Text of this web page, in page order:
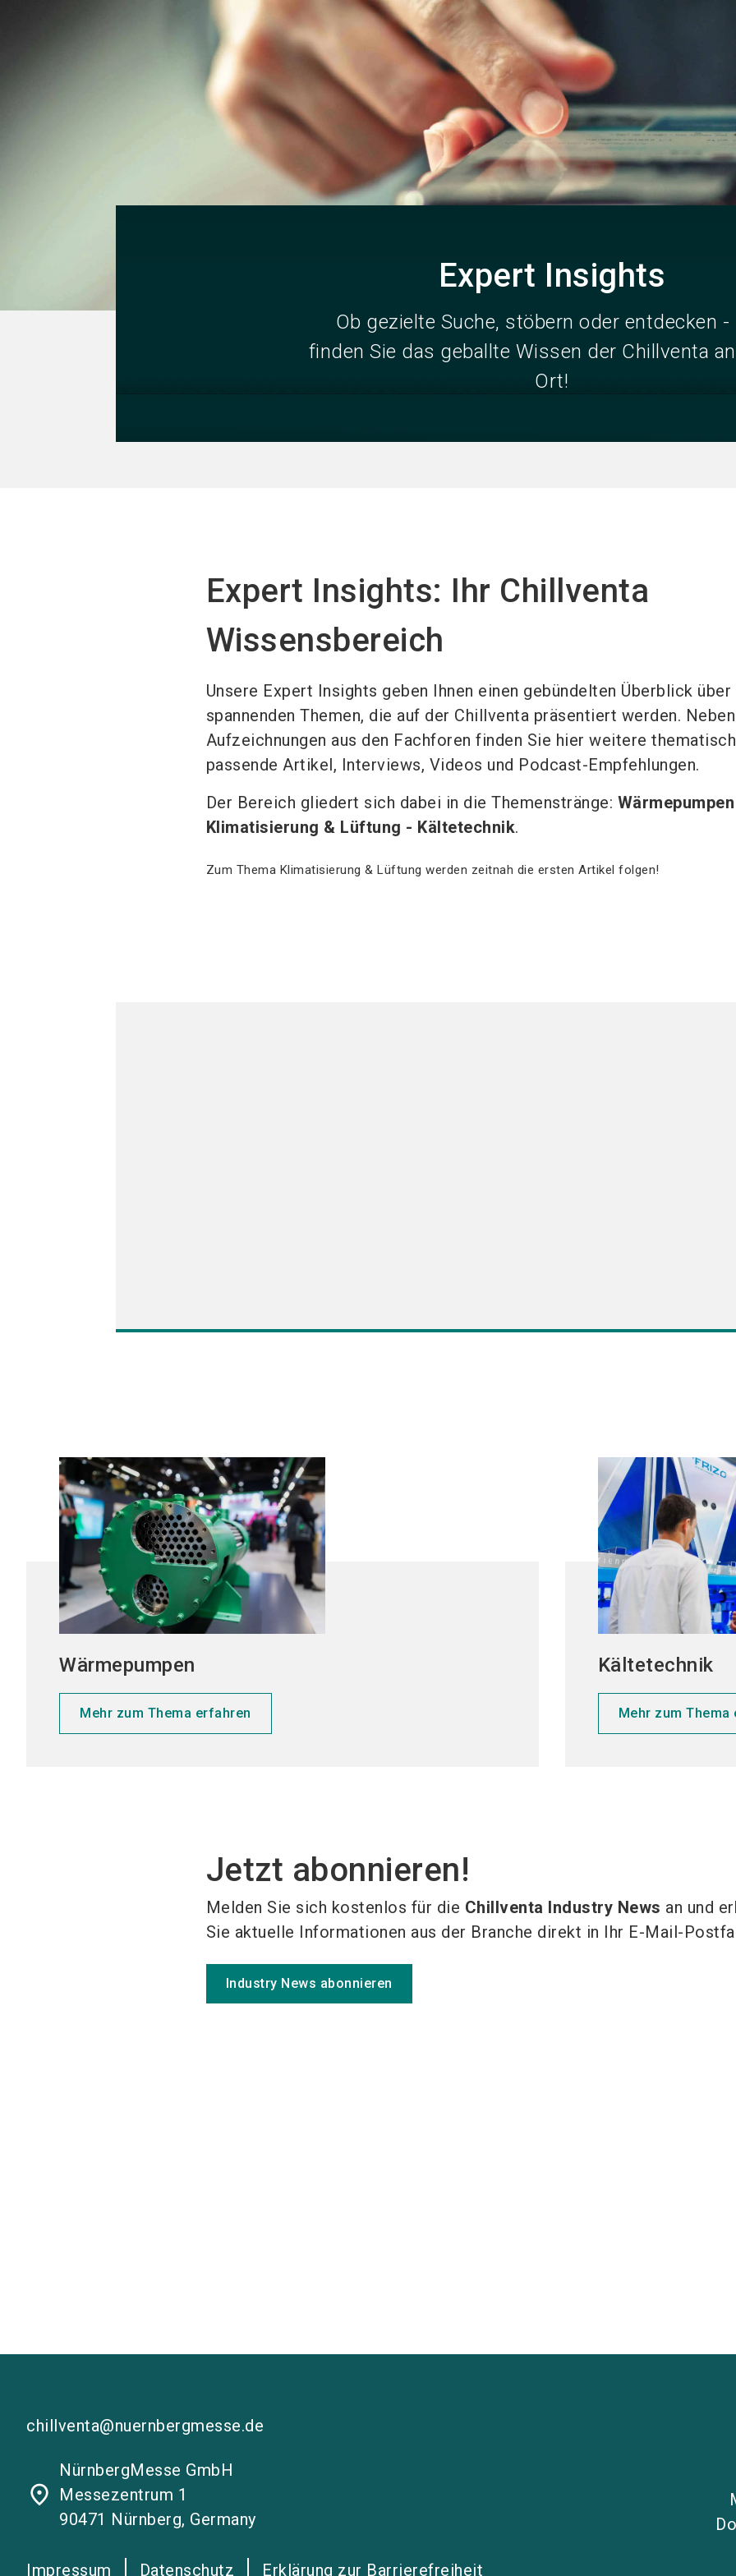
Expert Insights
Ob gezielte Suche, stöbern oder entdecken -
finden Sie das geballte Wissen der Chillventa
Ort!
Expert Insights: Ihr Chillventa
Wissensbereich
Unsere Expert Insights geben Ihnen einen gebündelten Überblick über
spannenden Themen, die auf der Chillventa präsentiert werden. Neben
Aufzeichnungen aus den Fachforen finden Sie hier weitere thematisch
passende Artikel, Interviews, Videos und Podcast-Empfehlungen.
Der Bereich gliedert sich dabei in die Themenstränge:
Klimatisierung & Lüftung - Kältetechnik.
Zum Thema Klimatisierung & Lüftung werden zeitnah die ersten Artikel folgen!
Wärmepumpen
Mehr zum Thema erfahren
Kältetechnik
Mehr zum
Jetzt abonnieren!
Melden Sie sich kostenlos für die Chillventa Industry News an und
Sie aktuelle Informationen aus der Branche direkt in Ihr E-Mail-
Industry News abonnieren
chillventa@nuernbergmesse.de
place
NürnbergMesse GmbH
Messezentrum 1
90471 Nürnberg, Germany
Impressum Datenschutz Erklärung zur Barrierefreiheit